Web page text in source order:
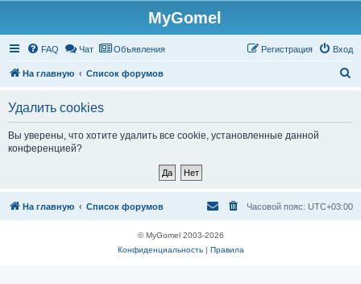
MyGomel
FAQ Чат Объявления Вход
Регистрация
На главную Список форумов
Удалить cookies
Вы уверены, что хотите удалить все cookie, установленные данной
конференцией?
На главную Список форумов Часовой пояс: UTC+03:00
© MyGomel 2003-2026
Конфиденциальность| Правила